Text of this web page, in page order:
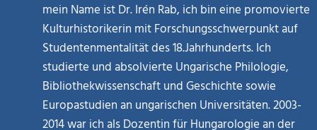
mein Name ist Dr. Irén Rab, ich bin eine promovierte
Kulturhistorikerin mit Forschungsschwerpunkt auf
Studentenmentalität des 18.Jahrhunderts. Ich
studierte und absolvierte Ungarische Philologie,
Bibliothekwissenschaft und Geschichte sowie
Europastudien an ungarischen Universitäten. 2003-
2014 war ich als Dozentin für Hungarologie an der